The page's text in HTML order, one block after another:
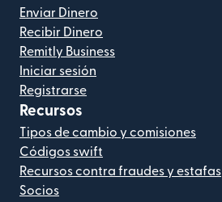
Enviar Dinero
Recibir Dinero
Remitly Business
Iniciar sesión
Registrarse
Recursos
Tipos de cambio y comisiones
Códigos swift
Recursos contra fraudes y estafas
Socios